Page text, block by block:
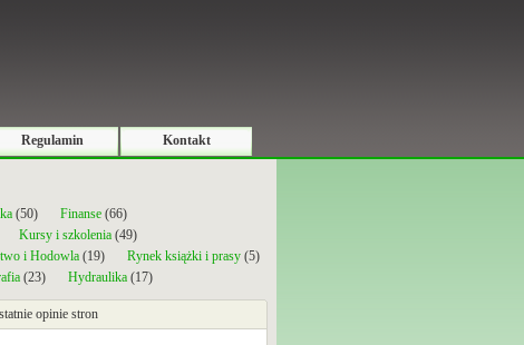
Regulamin Kontakt
(50) Finanse (66)
Kursy i szkolenia (49)
i Hodowla (19) Rynek książki i prasy (5)
(23) Hydraulika (17)
opinie stron